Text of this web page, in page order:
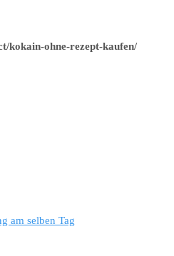
kokain-ohne-rezept-kaufen/
am selben Tag